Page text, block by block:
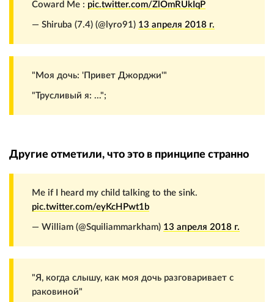
Coward Me : pic.twitter.com/ZlOmRUkIqP
— Shiruba (7.4) (@lyro91) 13 апреля 2018 г.
"Моя дочь: 'Привет Джорджи'"
"Трусливый я: ...";
Другие отметили, что это в принципе странно
Me if I heard my child talking to the sink.
pic.twitter.com/eyKcHPwt1b
— William (@Squiliammarkham) 13 апреля 2018 г.
"Я, когда слышу, как моя дочь разговаривает с
раковиной"